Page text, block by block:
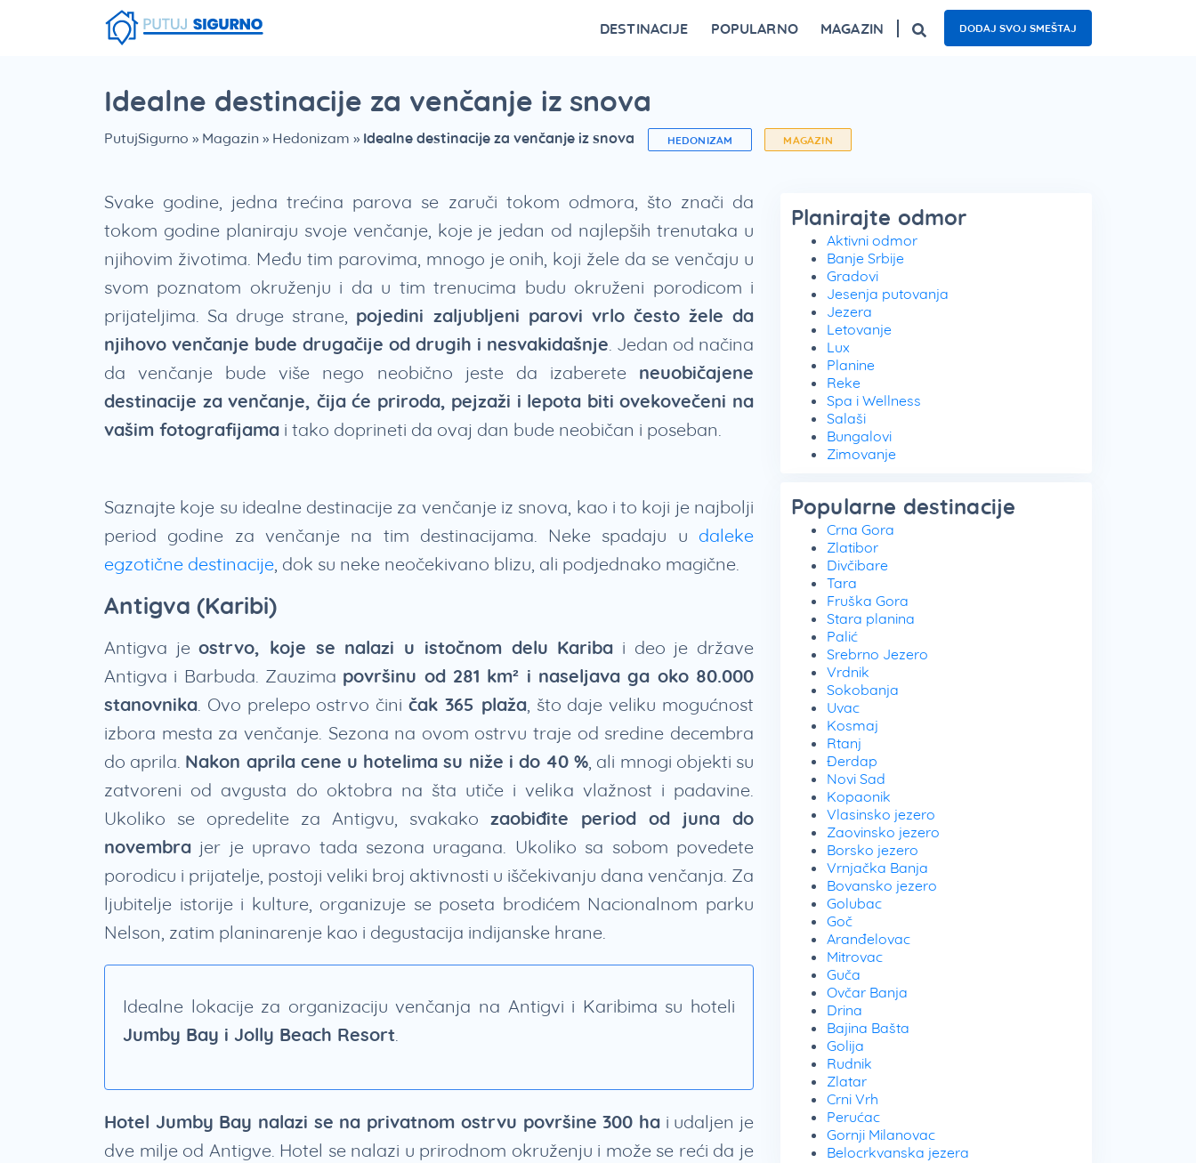
DESTINACIJE POPULARNO MAGAZIN DODAJ SVOJ SMEŠTAJ
Idealne destinacije za venčanje iz snova
PutujSigurno » Magazin » Hedonizam » Idealne destinacije za venčanje iz snova HEDONIZAM MAGAZIN
Svake godine, jedna trećina parova se zaruči tokom odmora, što znači da
tokom godine planiraju svoje venčanje, koje je jedan od najlepših trenutaka u
njihovim životima. Među tim parovima, mnogo je onih, koji žele da se venčaju u
svom poznatom okruženju i da u tim trenucima budu okruženi porodicom i
prijateljima. Sa druge strane, pojedini zaljubljeni parovi vrlo često žele da
njihovo venčanje bude drugačije od drugih i nesvakidašnje. Jedan od načina
da venčanje bude više nego neobično jeste da izaberete neuobičajene
destinacije za venčanje, čija će priroda, pejzaži i lepota biti ovekovečeni na
vašim fotografijama i tako doprineti da ovaj dan bude neobičan i poseban.
Saznajte koje su idealne destinacije za venčanje iz snova, kao i to koji je najbolji
period godine za venčanje na tim destinacijama. Neke spadaju u daleke
egzotične destinacije, dok su neke neočekivano blizu, ali podjednako magične.
Antigva (Karibi)
Antigva jeostrvo, koje se nalazi u istočnom delu Kariba i deo je države
Antigva i Barbuda. Zauzima površinu od 281 km² i naseljava ga oko 80.000
stanovnika. Ovo prelepo ostrvo činičak 365 plaža, što daje veliku mogućnost
izbora mesta za venčanje. Sezona na ovom ostrvu traje od sredine decembra
do aprila. Nakon aprila cene u hotelima su niže i do 40 %, ali mnogi objekti su
zatvoreni od avgusta do oktobra na šta utiče i velika vlažnost i padavine.
Ukoliko se opredelite za Antigvu, svakako zaobiđite period od juna do
novembra jer je upravo tada sezona uragana. Ukoliko sa sobom povedete
porodicu i prijatelje, postoji veliki broj aktivnosti u iščekivanju dana venčanja. Za
ljubitelje istorije i kulture, organizuje se poseta brodićem Nacionalnom parku
Nelson, zatim planinarenje kao i degustacija indijanske hrane.
Idealne lokacije za organizaciju venčanja na Antigvi i Karibima su hoteli
Jumby Bay i Jolly Beach Resort.
Hotel Jumby Bay nalazi se na privatnom ostrvu površine 300 hai udaljen je
dve milje od Antigve. Hotel se nalazi u prirodnom okruženju i može se reći da je
Planirajte odmor
Aktivni odmor
Banje Srbije
Gradovi
Jesenja putovanja
Jezera
Letovanje
Lux
Planine
Reke
Spa i Wellness
Salaši
Bungalovi
Zimovanje
Popularne destinacije
Crna Gora
Zlatibor
Divčibare
Tara
Fruška Gora
Stara planina
Palić
Srebrno Jezero
Vrdnik
Sokobanja
Uvac
Kosmaj
Rtanj
Đerdap
Novi Sad
Kopaonik
Vlasinsko jezero
Zaovinsko jezero
Borsko jezero
Vrnjačka Banja
Bovansko jezero
Golubac
Goč
Aranđelovac
Mitrovac
Guča
Ovčar Banja
Drina
Bajina Bašta
Golija
Rudnik
Zlatar
Crni Vrh
Perućac
Gornji Milanovac
Belocrkvanska jezera